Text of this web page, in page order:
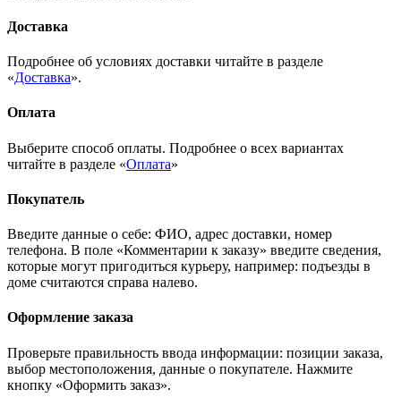
Доставка
Подробнее об условиях доставки читайте в разделе
«Доставка».
Оплата
Выберите способ оплаты. Подробнее о всех вариантах
читайте в разделе «Оплата»
Покупатель
Введите данные о себе: ФИО, адрес доставки, номер
телефона. В поле «Комментарии к заказу» введите сведения,
которые могут пригодиться курьеру, например: подъезды в
доме считаются справа налево.
Оформление заказа
Проверьте правильность ввода информации: позиции заказа,
выбор местоположения, данные о покупателе. Нажмите
кнопку «Оформить заказ».